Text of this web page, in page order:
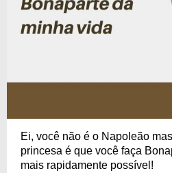
Ei, você não é o Napoleão
princesa é que você faça
mais rapidamente possível!